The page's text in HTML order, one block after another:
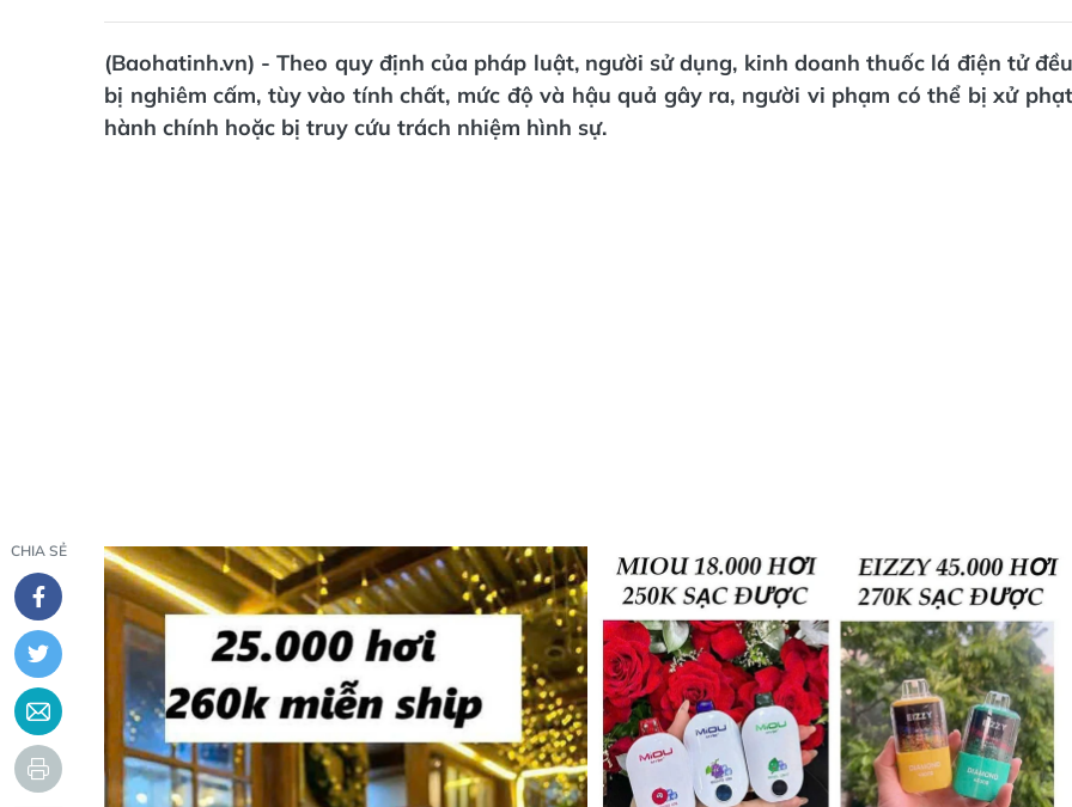
(Baohatinh.vn) - Theo quy định của pháp luật, người sử dụng, kinh doanh thuốc lá điện tử đều
bị nghiêm cấm, tùy vào tính chất, mức độ và hậu quả gây ra, người vi phạm có thể bị xử phạt
hành chính hoặc bị truy cứu trách nhiệm hình sự.
CHIA SẺ